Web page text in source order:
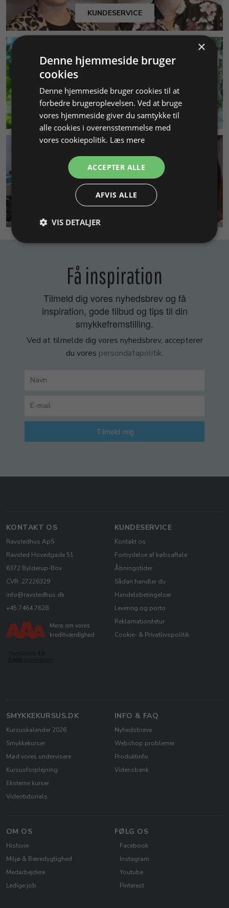
KUNDESERVICE
MILJØ & BÆREDYGTIGHED
SMYKKEKURSER
Få inspiration
Tilmeld dig vores nyhedsbrev og få
inspiration, gode tilbud og tips til din
smykkefremstilling.
Ved at tilmelde dig vores nyhedsbrev, accepterer
du vores persondatapolitik.
Tilmeld mig
KONTAKT OS
Ravstedhus ApS
Ravsted Hovedgade 51
6372 Bylderup-Bov
CVR: 27226329
info@ravstedhus.dk
+45 7464 7628
KUNDESERVICE
Kontakt os
Fortrydelse af købsaftale
Åbningstider
Sådan handler du
Handelsbetingelser
Levering og porto
Reklamation/retur
Cookie- & Privatlivspolitik
SMYKKEKURSUS.DK
Kursuskalender 2026
Smykkekurser
Mød vores undervisere
Kursusforplejning
Eksterne kurser
Videotutorials
INFO & FAQ
Nyhedsbreve
Webshop problemer
Produktinfo
Vidensbank
OM OS
Historie
Miljø & Bæredygtighed
Medarbejdere
Ledige job
FØLG OS
Facebook
Instagram
Youtube
Pinterest
×
Denne hjemmeside bruger
cookies
Denne hjemmeside bruger cookies til at
forbedre brugeroplevelsen. Ved at bruge
vores hjemmeside giver du samtykke til
alle cookies i overensstemmelse med
vores cookiepolitik. Læs mere
ACCEPTER ALLE
AFVIS ALLE
VIS DETALJER